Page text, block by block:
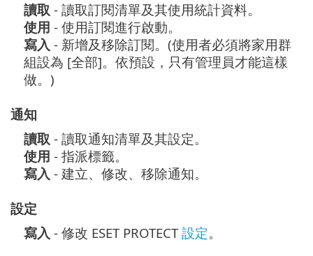
讀取 - 讀取訂閱清單及其使用統計資料。
使用 - 使用訂閱進行啟動。
寫入 - 新增及移除訂閱。(使用者必須將家用群
組設為 [全部]。依預設，只有管理員才能這樣
做。)
通知
讀取 - 讀取通知清單及其設定。
使用 - 指派標籤。
寫入 - 建立、修改、移除通知。
設定
寫入 - 修改 ESET PROTECT設定。